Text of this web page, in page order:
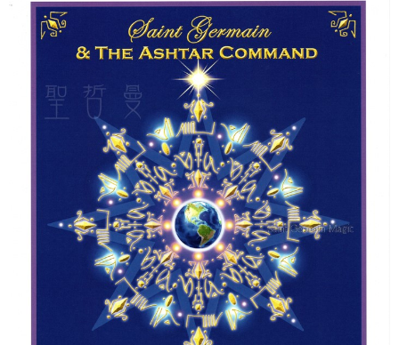
7-11取貨付款
每笔NT$80，满NT$3,000(含以上)免运费
賣家宅配幫您送（台灣）
每笔NT$80，满NT$3,000(含以上)免运费
郵局幫你送（離島）
每笔NT$80，满NT$3,000(含以上)免运费
付款後門市自取
免运费